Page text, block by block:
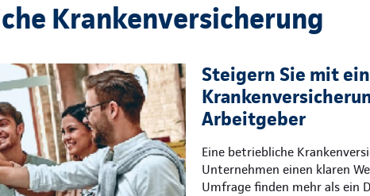
Krankenversicherung
Steigern Sie mit
Arbeitgeber
Eine betriebliche
Unternehmen einen klaren
Umfrage finden mehr als ein